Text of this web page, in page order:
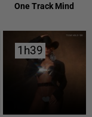
One Track Mind
1h39
1h39